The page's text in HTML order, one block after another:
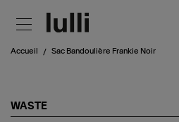
Accueil Sac Bandoulière Frankie Noir
WASTE